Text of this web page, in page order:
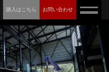
購入はこちら お問い合わせ